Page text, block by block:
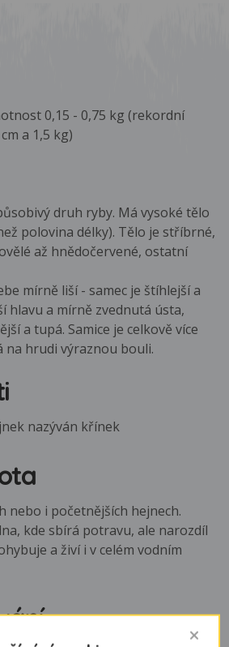
0,15 - 0,75 kg (rekordní
a 1,5 kg)
druh ryby. Má vysoké tělo
polovina délky). Tělo je stříbrné,
až hnědočervené, ostatní
mírně liší - samec je štíhlejší a
hlavu a mírně zvednutá ústa,
a tupá. Samice je celkově více
na hrudi výraznou bouli.
nazýván křínek
nebo i početnějších hejnech.
kde sbírá potravu, ale narozdíl
a živí i v celém vodním